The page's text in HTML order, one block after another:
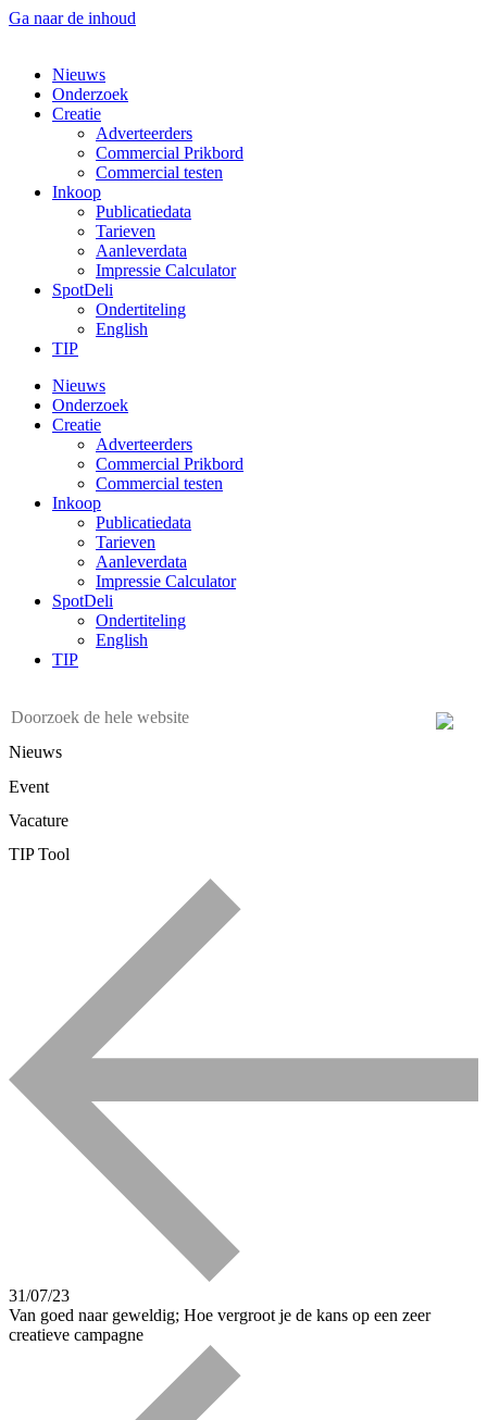
Ga naar de inhoud
Nieuws
Onderzoek
Creatie
Adverteerders
Commercial Prikbord
Commercial testen
Inkoop
Publicatiedata
Tarieven
Aanleverdata
Impressie Calculator
SpotDeli
Ondertiteling
English
TIP
Nieuws
Onderzoek
Creatie
Adverteerders
Commercial Prikbord
Commercial testen
Inkoop
Publicatiedata
Tarieven
Aanleverdata
Impressie Calculator
SpotDeli
Ondertiteling
English
TIP
Nieuws
Event
Vacature
TIP Tool
31/07/23
Van goed naar geweldig; Hoe vergroot je de kans op een zeer
creatieve campagne